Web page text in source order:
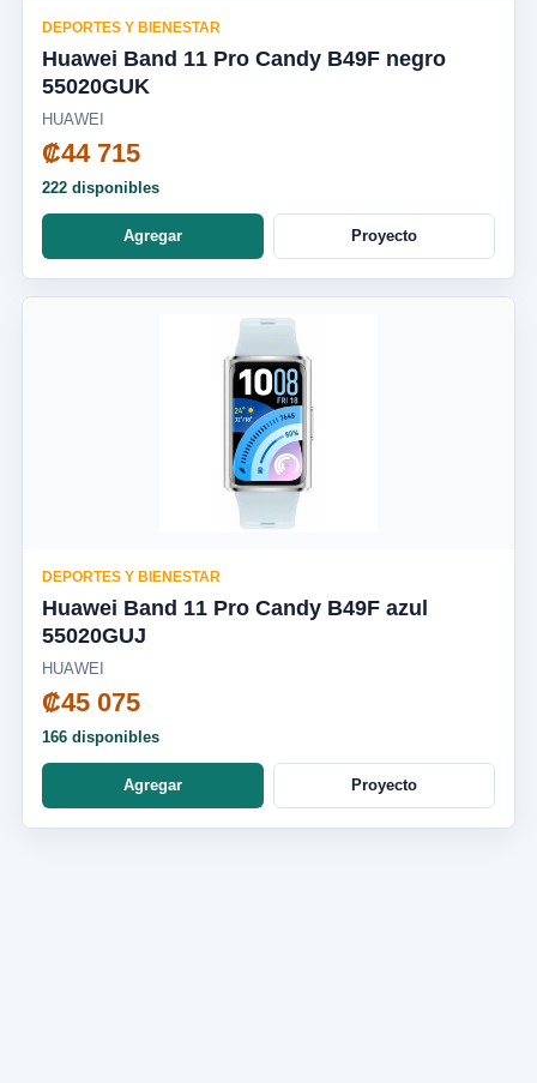
DEPORTES Y BIENESTAR
Huawei Band 11 Pro Candy B49F negro
55020GUK
HUAWEI
₡44 715
222 disponibles
Agregar Proyecto
DEPORTES Y BIENESTAR
Huawei Band 11 Pro Candy B49F azul
55020GUJ
HUAWEI
₡45 075
166 disponibles
Agregar Proyecto